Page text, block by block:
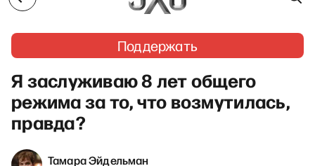
Поддержать
Я заслуживаю 8 лет общего
режима за то, что возмутилась,
правда?
Тамара Эйдельман